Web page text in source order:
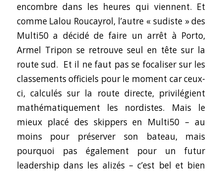
encombre dans les heures qui viennent. Et
comme Lalou Roucayrol, l’autre « sudiste » des
Multi50 a décidé de faire un arrêt à Porto,
Armel Tripon se retrouve seul en tête sur la
route sud. Et il ne faut pas se focaliser sur les
classements officiels pour le moment car ceux-
ci, calculés sur la route directe, privilégient
mathématiquement les nordistes. Mais le
mieux placé des skippers en Multi50 – au
moins pour préserver son bateau, mais
pourquoi pas également pour un futur
leadership dans les alizés – c’est bel et bien